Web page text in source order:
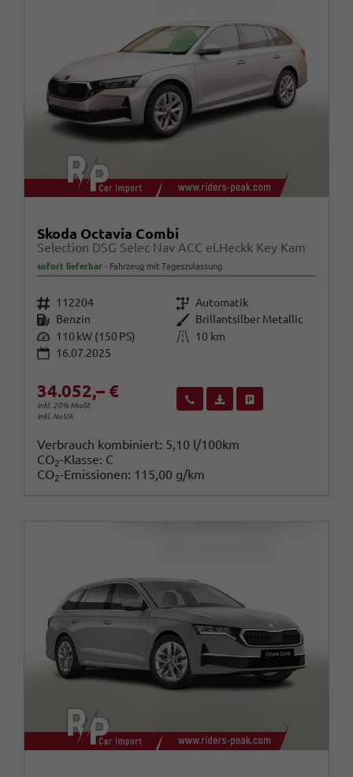
Skoda Octavia Combi
Selection DSG Selec Nav ACC el.Heckk Key Kam
sofort lieferbar Fahrzeug mit Tageszulassung
Fahrzeugnr. 112204 Getriebe Automatik
Kraftstoff Benzin Außenfarbe Brillantsilber Metallic
Leistung 110 kW (150 PS) Kilometerstand
10 km
16.07.2025
34.052,– €
inkl. 20% MwSt.
inkl. NoVA
Wir rufen Sie anFahrzeugexposé (PDF)
Verbrauch kombiniert: 5,10 l/100km
CO2-Klasse: C
CO2-Emissionen: 115,00 g/km